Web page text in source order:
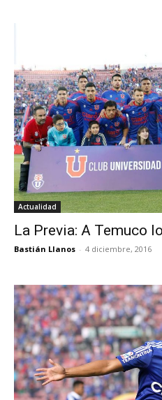
Actualidad
La Previa: A Temuco
Bastián Llanos - 4 diciembre, 2016